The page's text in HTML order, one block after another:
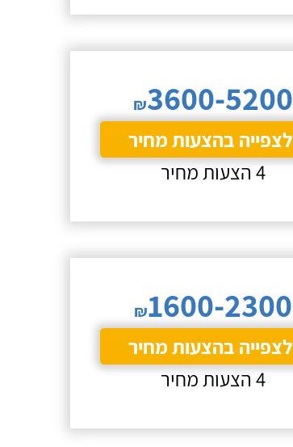
₪3600-5200
לצפייה בהצעות מחיר
4 הצעות מחיר
₪1600-2300
לצפייה בהצעות מחיר
4 הצעות מחיר